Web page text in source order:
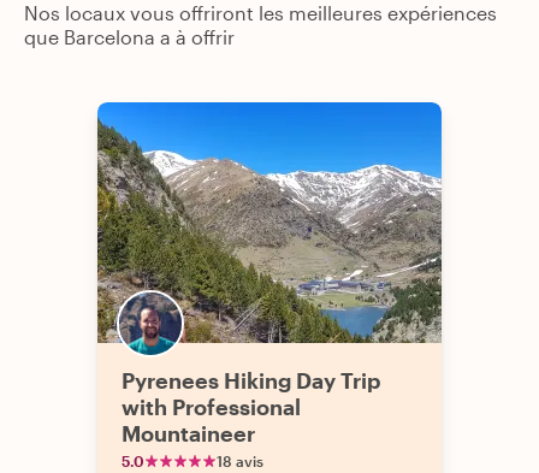
Nos locaux vous offriront les meilleures expériences
que Barcelona a à offrir
Pyrenees Hiking Day Trip
with Professional
Mountaineer
5.0 18 avis